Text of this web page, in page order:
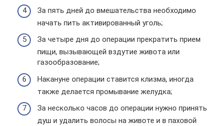
За пять дней до вмешательства необходимо
начать пить активированный уголь;
За четыре дня до операции прекратить прием
пищи, вызывающей вздутие живота или
газообразование;
Накануне операции ставится клизма, иногда
также делается промывание желудка;
За несколько часов до операции нужно принять
душ и удалить волосы на животе и в паховой